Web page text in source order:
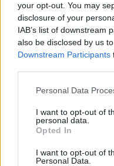
your opt-out. You may
disclosure of your
IAB’s list of downstream
also be disclosed by us
Downstream Participants
Personal Data
I want to opt-out of
personal data.
Opted In
I want to opt-out of
Personal Data.
questa mattina una serie di
dimissionari e dare
marcia per la successione
comunicato l’ex leader,
della campagna vaccinale,
da parte del Regno Unito
battaglia contro
ancora molto da fare” e
colleghi di partito che un
potrebbe essere